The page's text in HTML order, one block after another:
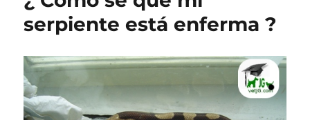
serpiente está enferma ?